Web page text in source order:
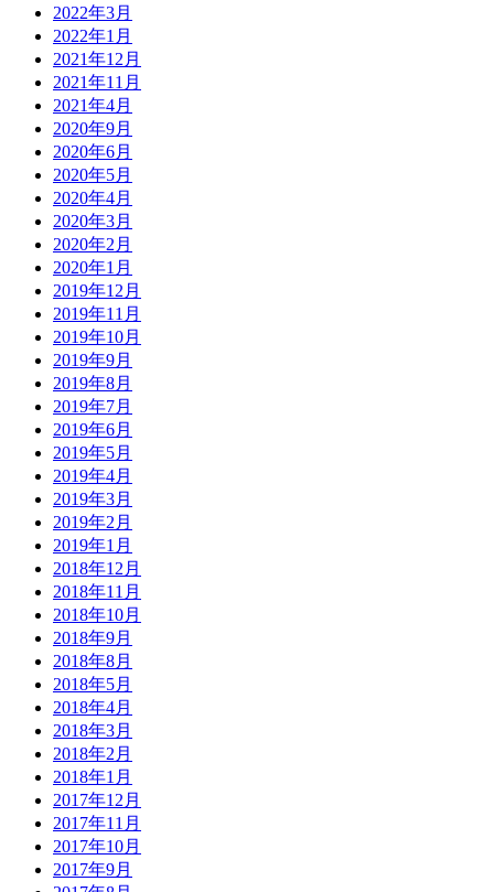
2022年3月
2022年1月
2021年12月
2021年11月
2021年4月
2020年9月
2020年6月
2020年5月
2020年4月
2020年3月
2020年2月
2020年1月
2019年12月
2019年11月
2019年10月
2019年9月
2019年8月
2019年7月
2019年6月
2019年5月
2019年4月
2019年3月
2019年2月
2019年1月
2018年12月
2018年11月
2018年10月
2018年9月
2018年8月
2018年5月
2018年4月
2018年3月
2018年2月
2018年1月
2017年12月
2017年11月
2017年10月
2017年9月